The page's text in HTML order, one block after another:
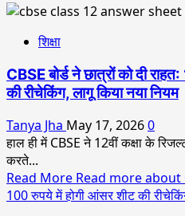
शिक्षा
CBSE बोर्ड ने छात्रों को दी
की रीचेकिंग, लागू किया नया नियम
Tanya Jha May 17, 20260
हाल ही में CBSE ने 12वीं कक्षा के
करते...
Read More Read more about
100 रुपये में होगी आंसर शीट की